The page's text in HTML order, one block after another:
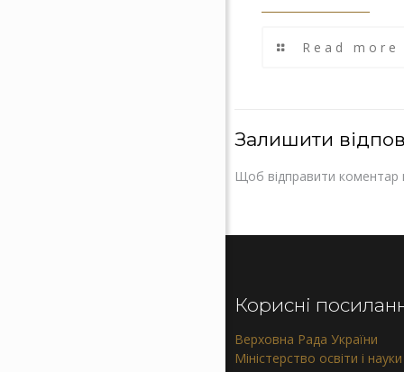
Read more
Залишити
Щоб відправити коментар
Корисні
Верховна Рада України
Міністерство освіти і